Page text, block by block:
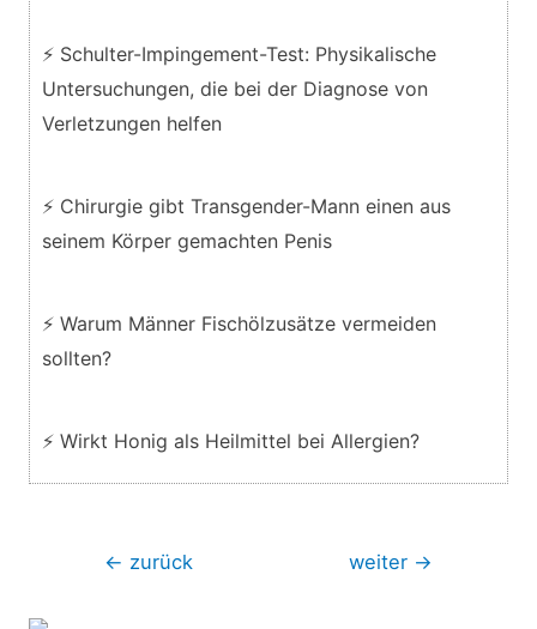
⚡ Schulter-Impingement-Test: Physikalische
Untersuchungen, die bei der Diagnose von
Verletzungen helfen
⚡ Chirurgie gibt Transgender-Mann einen aus
seinem Körper gemachten Penis
⚡ Warum Männer Fischölzusätze vermeiden
sollten?
⚡ Wirkt Honig als Heilmittel bei Allergien?
Beitragsnavigation
← zurück weiter →